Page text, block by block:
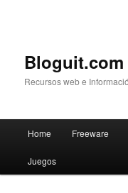
Bloguit.com
Recursos web e
Skip
to
Home Freeware
Juegos